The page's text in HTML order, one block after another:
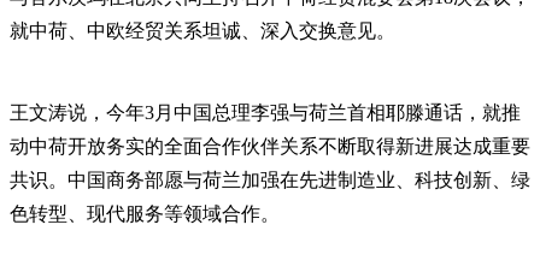
就中荷、中欧经贸关系坦诚、深入交换意见。
王文涛说，今年3月中国总理李强与荷兰首相耶滕通话，就推
动中荷开放务实的全面合作伙伴关系不断取得新进展达成重要
共识。中国商务部愿与荷兰加强在先进制造业、科技创新、绿
色转型、现代服务等领域合作。